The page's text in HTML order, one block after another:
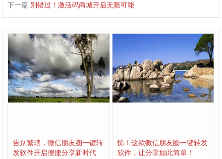
下一篇别错过！激活码商城开启无限可能
告别繁琐，微信朋友圈一键转
发软件开启便捷分享新时代
惊！这款微信朋友圈一键转发
软件，让分享如此简单！